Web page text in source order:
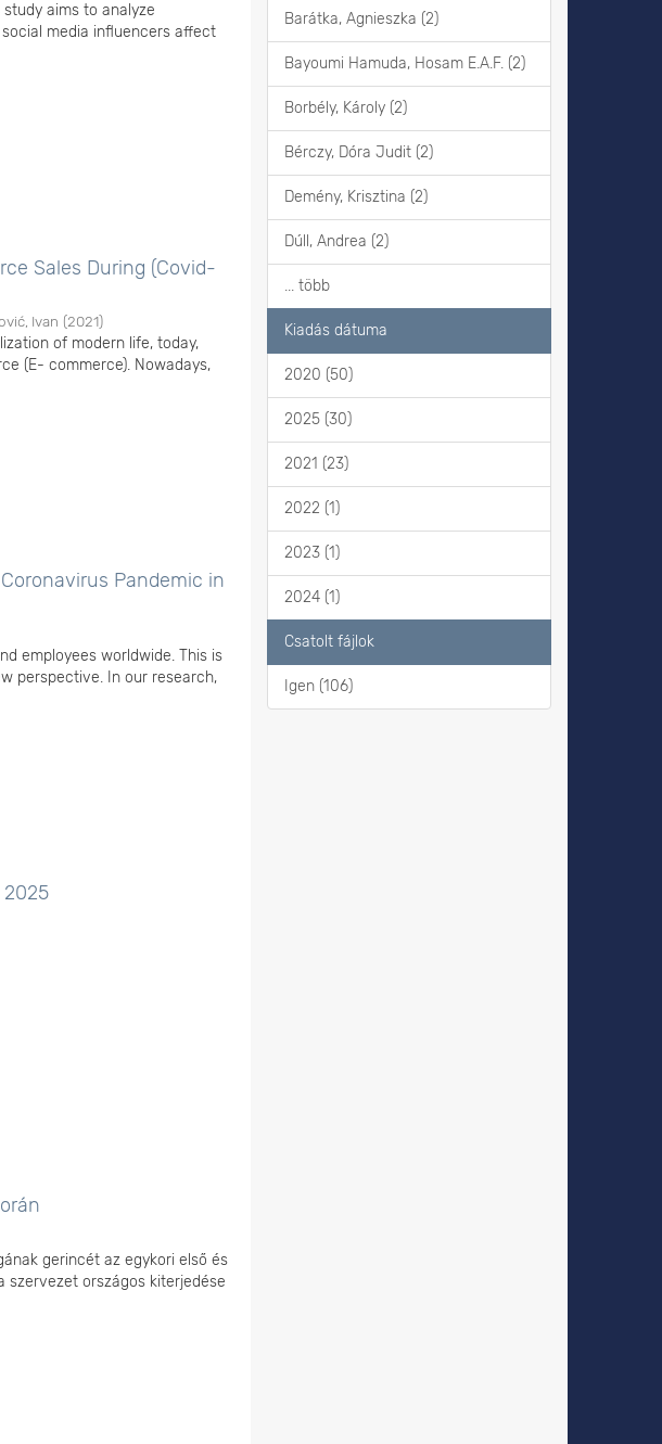
aims to analyze
media influencers affect
Sales During (Covid-
Ivan (2021)
of modern life, today,
(E- commerce). Nowadays,
Pandemic in
employees worldwide. This is
perspective. In our research,
2025
gerincét az egykori első és
szervezet országos kiterjedése
Barátka, Agnieszka (2)
Bayoumi Hamuda, Hosam E.A.F. (2)
Borbély, Károly (2)
Bérczy, Dóra Judit (2)
Demény, Krisztina (2)
Dúll, Andrea (2)
... több
Kiadás dátuma
2020 (50)
2025 (30)
2021 (23)
2022 (1)
2023 (1)
2024 (1)
Csatolt fájlok
Igen (106)